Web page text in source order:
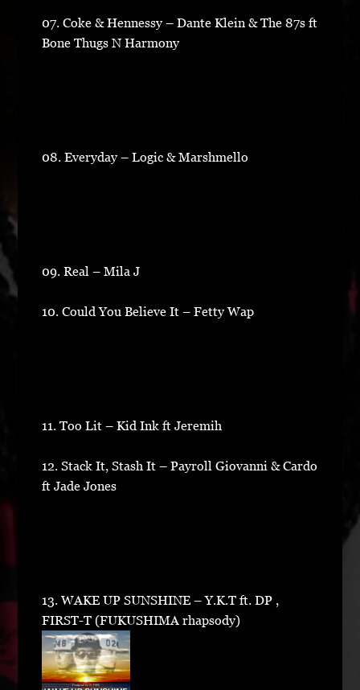
07. Coke & Hennessy – Dante Klein & The 87s ft
Bone Thugs N Harmony
08. Everyday – Logic & Marshmello
09. Real – Mila J
10. Could You Believe It – Fetty Wap
11. Too Lit – Kid Ink ft Jeremih
12. Stack It, Stash It – Payroll Giovanni & Cardo
ft Jade Jones
13. WAKE UP SUNSHINE – Y.K.T ft. DP ,
FIRST-T (FUKUSHIMA rhapsody)